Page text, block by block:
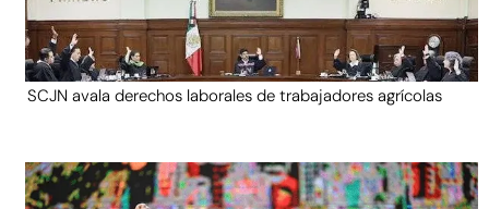
SCJN avala derechos laborales de trabajadores agrícolas